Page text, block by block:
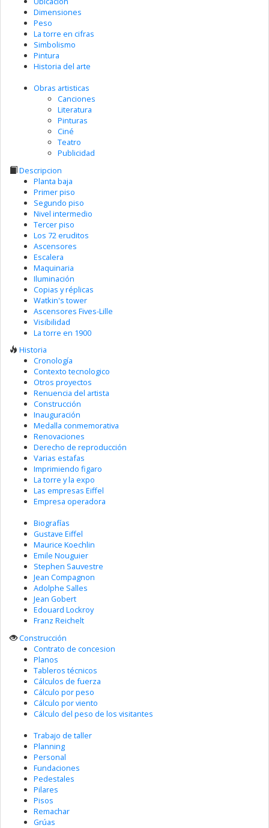
Dimensiones
Peso
La torre en cifras
Simbolismo
Pintura
Historia del arte
Obras artisticas
Canciones
Literatura
Pinturas
Ciné
Teatro
Publicidad
Descripcion
Planta baja
Primer piso
Segundo piso
Nivel intermedio
Tercer piso
Los 72 eruditos
Ascensores
Escalera
Maquinaria
Iluminación
Copias y réplicas
Watkin's tower
Ascensores Fives-Lille
Visibilidad
La torre en 1900
Historia
Cronología
Contexto tecnologico
Otros proyectos
Renuencia del artista
Construcción
Inauguración
Medalla conmemorativa
Renovaciones
Derecho de reproducción
Varias estafas
Imprimiendo figaro
La torre y la expo
Las empresas Eiffel
Empresa operadora
Biografías
Gustave Eiffel
Maurice Koechlin
Emile Nouguier
Stephen Sauvestre
Jean Compagnon
Adolphe Salles
Jean Gobert
Edouard Lockroy
Franz Reichelt
Construcción
Contrato de concesion
Planos
Tableros técnicos
Cálculos de fuerza
Cálculo por peso
Cálculo por viento
Cálculo del peso de los visitantes
Trabajo de taller
Planning
Personal
Fundaciones
Pedestales
Pilares
Pisos
Remachar
Grúas